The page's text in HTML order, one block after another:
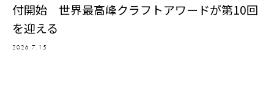
付開始 世界最高峰クラフトアワードが第10回
を迎える
2026.7.15